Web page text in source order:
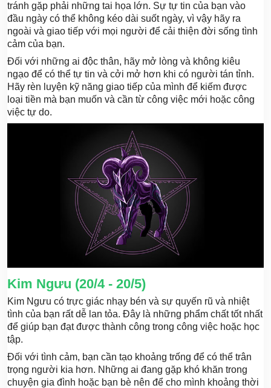
tránh gặp phải những tai họa lớn. Sự tự tin của bạn vào
đầu ngày có thể không kéo dài suốt ngày, vì vậy hãy ra
ngoài và giao tiếp với mọi người để cải thiện đời sống tình
cảm của bạn.
Đối với những ai độc thân, hãy mở lòng và không kiêu
ngạo để có thể tự tin và cởi mở hơn khi có người tán tỉnh.
Hãy rèn luyện kỹ năng giao tiếp của mình để kiếm được
loại tiền mà bạn muốn và cần từ công việc mới hoặc công
việc tự do.
Kim Ngưu (20/4 - 20/5)
Kim Ngưu có trực giác nhạy bén và sự quyến rũ và nhiệt
tình của bạn rất dễ lan tỏa. Đây là những phẩm chất tốt nhất
để giúp bạn đạt được thành công trong công việc hoặc học
tập.
Đối với tình cảm, bạn cần tạo khoảng trống để có thể trân
trọng người kia hơn. Những ai đang gặp khó khăn trong
chuyện gia đình hoặc bạn bè nên để cho mình khoảng thời